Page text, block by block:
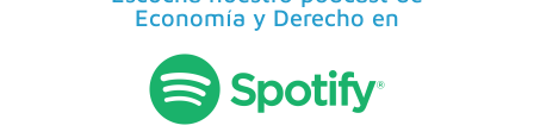
Economía y Derecho en